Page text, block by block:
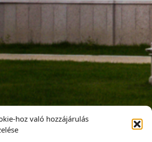
hoz való hozzájárulás